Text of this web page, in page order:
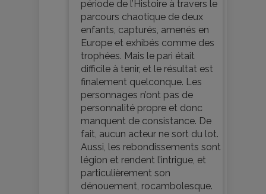
période de l’Histoire à travers le
parcours chaotique de deux
enfants, capturés, amenés en
Europe et exhibés comme des
trophées. Mais le pari était
difficile à tenir, et le résultat est
finalement quelconque. Les
personnages n’ont pas de
personnalité propre et donc
manquent de consistance. De
fait, aucun acteur ne sort du lot.
Aussi, les rebondissements sont
légion et rendent l’intrigue, et
particulièrement son
dénouement, rocambolesque.